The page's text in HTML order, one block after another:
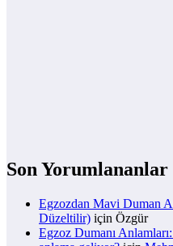
Son Yorumlananlar
Egzozdan Mavi Duman
Düzeltilir) için Özgür
Egzoz Dumanı